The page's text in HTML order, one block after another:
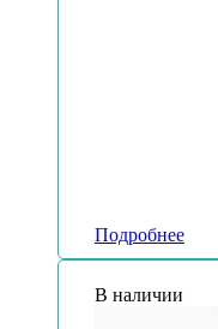
Подробнее
В наличии